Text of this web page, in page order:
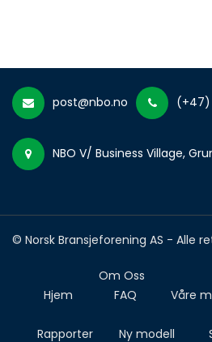
post@nbo.no (+47)
NBO V/ Business Village,
© Norsk Bransjeforening AS - Alle
Hjem
Om Oss
FAQ
Våre
Rapporter Ny modell